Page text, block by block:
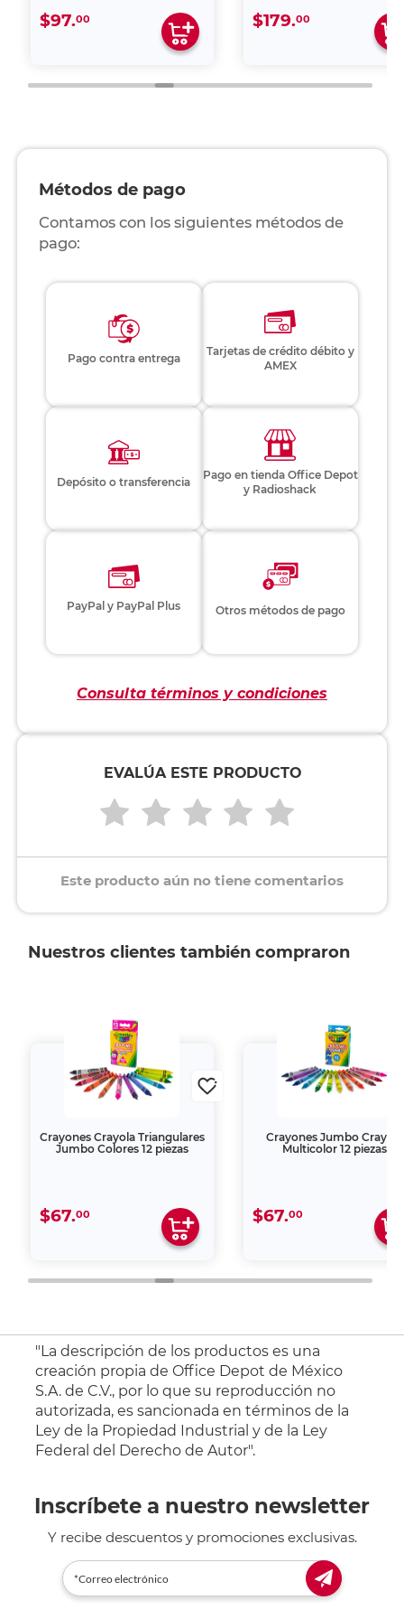
$97.00 $179.00
Métodos de pago
Contamos con los siguientes métodos de
pago:
Pago contra entrega
Tarjetas de crédito débito y
AMEX
Depósito o transferencia
Pago en tienda Office Depot
y Radioshack
PayPal y PayPal Plus Otros métodos de pago
Consulta términos y condiciones
EVALÚA ESTE PRODUCTO
Este producto aún no tiene comentarios
Nuestros clientes también compraron
Crayones Crayola Triangulares
Jumbo Colores 12 piezas
$67.00
Crayones Jumbo Crayola
Multicolor 12 piezas
$67.00
"La descripción de los productos es una
creación propia de Office Depot de México
S.A. de C.V., por lo que su reproducción no
autorizada, es sancionada en términos de la
Ley de la Propiedad Industrial y de la Ley
Federal del Derecho de Autor".
Inscríbete a nuestro newsletter
Y recibe descuentos y promociones exclusivas.